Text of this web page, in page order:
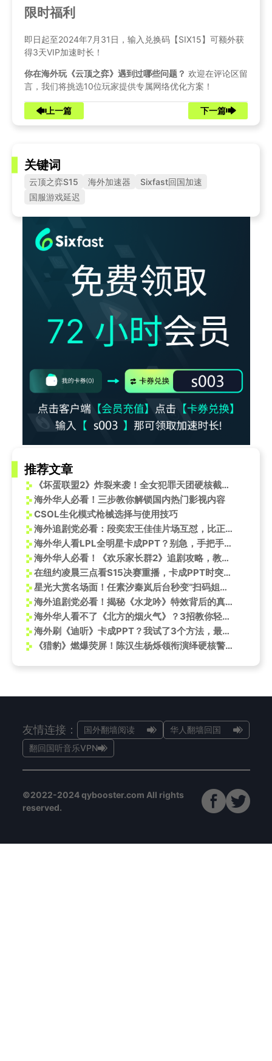
限时福利
即日起至2024年7月31日，输入兑换码【SIX15】可额外获
得3天VIP加速时长！
你在海外玩《云顶之弈》遇到过哪些问题？ 欢迎在评论区留
言，我们将挑选10位玩家提供专属网络优化方案！
上一篇 下一篇
关键词
云顶之弈S15 海外加速器
Sixfast回国加速
国服游戏延迟
推荐文章
《坏蛋联盟2》炸裂来袭！全女犯罪天团硬核截胡，这次玩得比第一部还野！
海外华人必看！三步教你解锁国内热门影视内容
CSOL生化模式枪械选择与使用技巧
海外追剧党必看：段奕宏王佳佳片场互怼，比正剧还精彩！
海外华人看LPL全明星卡成PPT？别急，手把手教你解锁高清流畅观赛体验
海外华人必看！《欢乐家长群2》追剧攻略，教你如何突破地区限制看全集
在纽约凌晨三点看S15决赛重播，卡成PPT时突然懂了：海外华人的电竞热情有多难
星光大赏名场面！任素汐秦岚后台秒变“扫码姐妹花”，网友：求合作！
海外追剧党必看！揭秘《水龙吟》特效背后的真实拍摄现场
海外华人看不了《北方的烟火气》？3招教你轻松解锁国内热门短视频
海外刷《迪听》卡成PPT？我试了3个方法，最后那个秒开无延迟
《猎豹》燃爆荧屏！陈汉生杨烁领衔演绎硬核警匪对决，海外追剧党必看
友情连接： 国外翻墙阅读
华人翻墙回国
翻回国听音乐VPN
©2022-2024 qybooster.com All rights
reserved.